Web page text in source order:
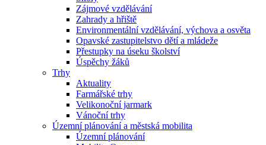
Zájmové vzdělávání
Zahrady a hřiště
Environmentální vzdělávání, výchova a osvěta
Opavské zastupitelstvo dětí a mládeže
Přestupky na úseku školství
Úspěchy žáků
Trhy
Aktuality
Farmářské trhy
Velikonoční jarmark
Vánoční trhy
Územní plánování a městská mobilita
Územní plánování